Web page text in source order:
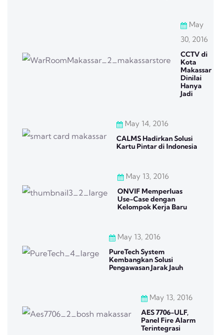
May
30, 2016
CCTV di
Kota
Makassar
Dinilai
Hanya
Jadi
May 14, 2016
CALMS Hadirkan Solusi
Kartu Pintar di Indonesia
May 13, 2016
ONVIF Memperluas
Use-Case dengan
Kelompok Kerja Baru
May 13, 2016
PureTech System
Kembangkan Solusi
Pengawasan Jarak Jauh
May 13, 2016
AES 7706-ULF,
Panel Fire Alarm
Terintegrasi